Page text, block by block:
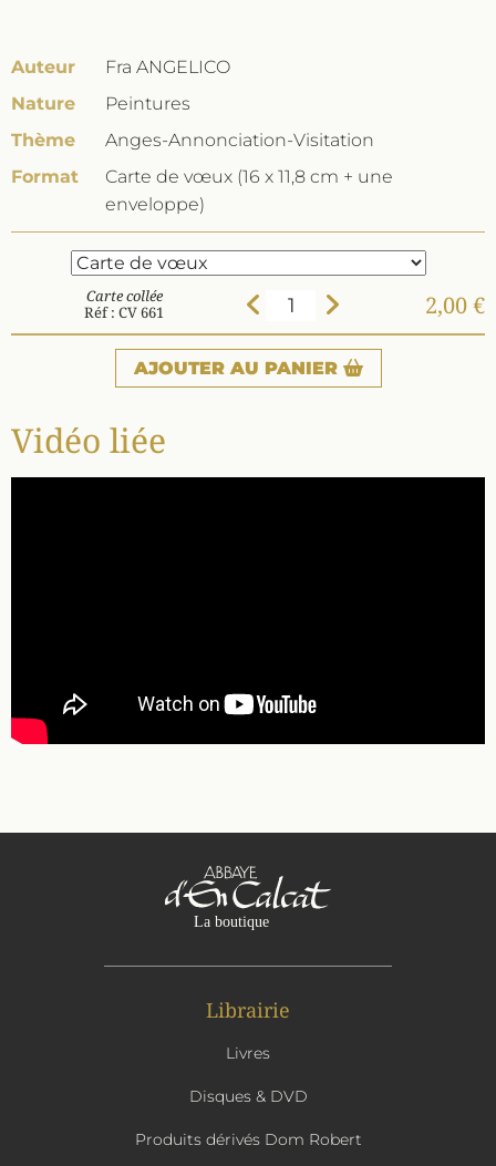
Auteur
Fra ANGELICO
Nature
Peintures
Thème
Anges-Annonciation-Visitation
Format
Carte de vœux (16 x 11,8 cm + une
enveloppe)
Carte collée
Réf : CV 661
2,00 €
AJOUTER AU PANIER
Vidéo liée
Librairie
Livres
Disques & DVD
Produits dérivés Dom Robert